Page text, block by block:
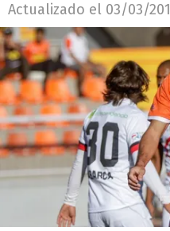
Actualizado el 03/03/